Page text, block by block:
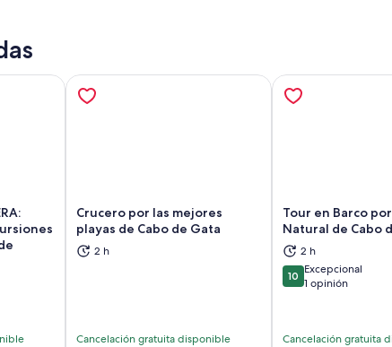
en una nueva pestaña
Crucero por las mejores
playas de Cabo de Gata
2 h
Cancelación gratuita disponible
Se abrirá en una nueva pestaña
Tour en Barco
Natural de Cabo
2 h
1010 de 10
Excepcional
1 opinión
Cancelación gratuita